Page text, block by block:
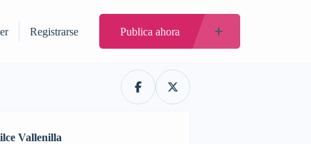
Registrarse Publica ahora
Vallenilla